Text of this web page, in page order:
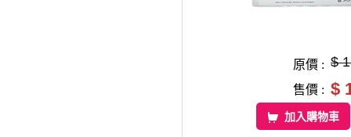
原價 : $
售價 : $
加入購物車